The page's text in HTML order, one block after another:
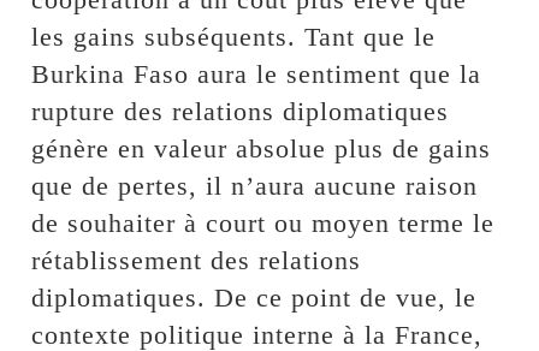
les gains subséquents. Tant que le
Burkina Faso aura le sentiment que la
rupture des relations diplomatiques
génère en valeur absolue plus de gains
que de pertes, il n’aura aucune raison
de souhaiter à court ou moyen terme le
rétablissement des relations
diplomatiques. De ce point de vue, le
contexte politique interne à la France,